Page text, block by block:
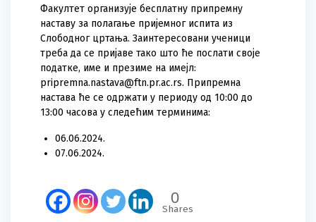
Факултет организује бесплатну припремну
наставу за полагање пријемног испита из
Слободног цртања. Заинтересовани ученици
треба да се пријаве тако што ће послати своје
податке, име и презиме на имејл:
pripremna.nastava@ftn.pr.ac.rs. Припремна
настава ће се одржати у периоду од 10:00 до
13:00 часова у следећим терминима:
06.06.2024.
07.06.2024.
0
Shares